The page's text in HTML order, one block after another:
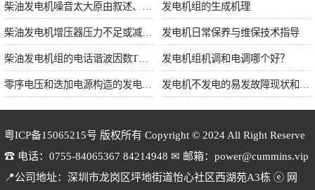
发电机组的生成机理
发电机日常保养与维保技术指导
发电机组机调和电调哪个好？
粤ICP备15065215号 版权所有 Copyright © 2024 All Right Reserve
☎ 电话：0755-84065367 84214948 ✉ 邮箱：power@cummins.vip
📍公司地址：深圳市龙岗区坪地街道怡心社区西湖苑A3栋 ⓔ 网